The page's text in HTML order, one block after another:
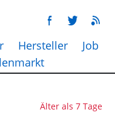
Hersteller
Job
Älter als 7 Tage